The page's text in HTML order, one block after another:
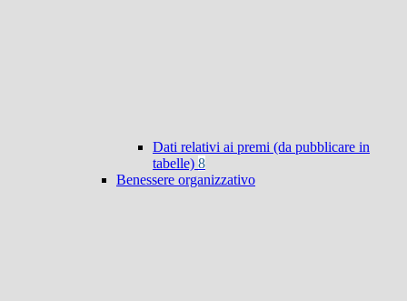
Dati relativi ai premi (da pubblicare in
tabelle) 8
Benessere organizzativo